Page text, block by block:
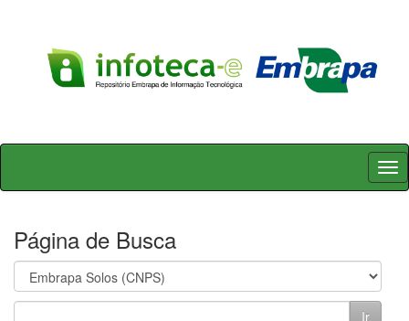
Skip
Página de Busca